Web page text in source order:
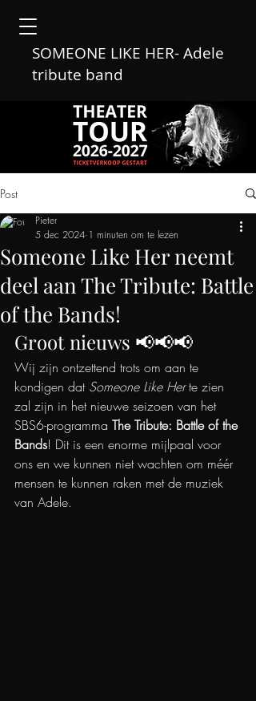
SOMEONE LIKE HER- Adele
tribute band
Post
Someone Like Her neemt
deel aan The Tribute: Battle
of the Bands!
Pieter
5 dec 2024 1 minuten om te lezen
Groot nieuws 📢📢📢
Wij zijn ontzettend trots om aan te
kondigen dat Someone Like Her te zien
zal zijn in het nieuwe seizoen van het
SBS6-programma The Tribute: Battle of the
Bands! Dit is een enorme mijlpaal voor
ons en we kunnen niet wachten om méér
mensen te kunnen raken met de muziek
van Adele.